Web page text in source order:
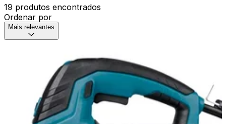
19 produtos encontrados
Ordenar por
Mais relevantes